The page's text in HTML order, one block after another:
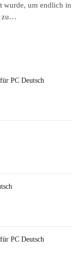
wurde, um endlich in
zu…
PC Deutsch
PC Deutsch